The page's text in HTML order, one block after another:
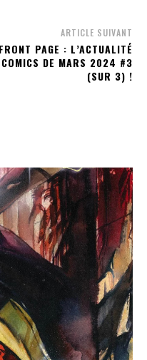
ARTICLE SUIVANT
FRONT PAGE : L’ACTUALITÉ
COMICS DE MARS 2024 #3
(SUR 3) !